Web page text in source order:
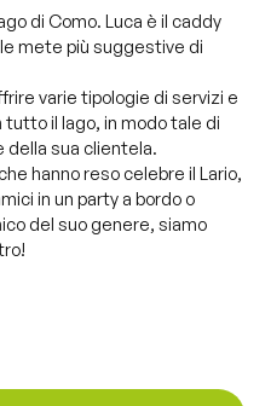
di Como. Luca è il caddy
mete più suggestive di
varie tipologie di servizi e
il lago, in modo tale di
sua clientela.
hanno reso celebre il Lario,
in un party a bordo o
del suo genere, siamo